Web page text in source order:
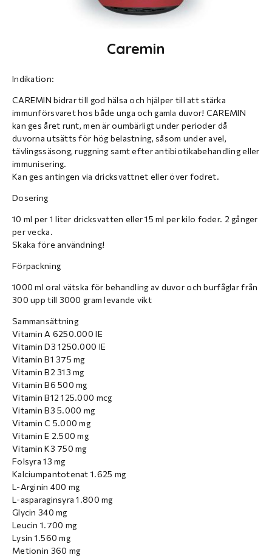
Caremin
Indikation:
CAREMIN bidrar till god hälsa och hjälper till att stärka
immunförsvaret hos både unga och gamla duvor! CAREMIN
kan ges året runt, men är oumbärligt under perioder då
duvorna utsätts för hög belastning, såsom under avel,
tävlingssäsong, ruggning samt efter antibiotikabehandling eller
immunisering.
Kan ges antingen via dricksvattnet eller över fodret.
Dosering
10 ml per 1 liter dricksvatten eller 15 ml per kilo foder. 2 gånger
per vecka.
Skaka före användning!
Förpackning
1000 ml oral vätska för behandling av duvor och burfåglar från
300 upp till 3000 gram levande vikt
Sammansättning
Vitamin A 6250.000 IE
Vitamin D3 1250.000 IE
Vitamin B1 375 mg
Vitamin B2 313 mg
Vitamin B6 500 mg
Vitamin B12 125.000 mcg
Vitamin B3 5.000 mg
Vitamin C 5.000 mg
Vitamin E 2.500 mg
Vitamin K3 750 mg
Folsyra 13 mg
Kalciumpantotenat 1.625 mg
L-Arginin 400 mg
L-asparaginsyra 1.800 mg
Glycin 340 mg
Leucin 1.700 mg
Lysin 1.560 mg
Metionin 360 mg